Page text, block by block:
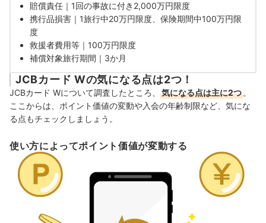
賠償責任｜1回の事故に付き2,000万円限度
携行品損害｜1旅行中20万円限度、保険期間中100万円限
度
救援者費用等｜100万円限度
補償対象旅行期間｜3か月
JCBカード Wの気になる点は2つ！
JCBカード Wについて調査したところ、 気になる点は主に2つ。
ここからは、ポイント価値の変動や入会の年齢制限など、気にな
る点もチェックしましょう。
使い方によってポイント価値が変動する